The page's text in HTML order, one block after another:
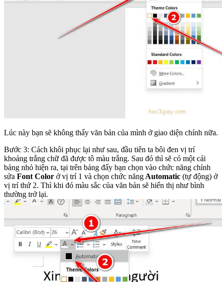
Lúc này bạn sẽ không thấy văn bản của mình ở giao diện chính nữa.
Bước 3: Cách khôi phục lại như sau, đầu tiên ta bôi đen vị trí
khoảng trắng chữ đã được tô màu trắng. Sau đó thì sẽ có một cái
bảng nhỏ hiện ra, tại trên bảng đấy bạn chọn vào chức năng chỉnh
sửa Font Color ở vị trí 1 và chọn chức năng Automatic (tự động) ở
vị trí thứ 2. Thì khi đó màu sắc của văn bản sẽ hiển thị như bình
thường trở lại.